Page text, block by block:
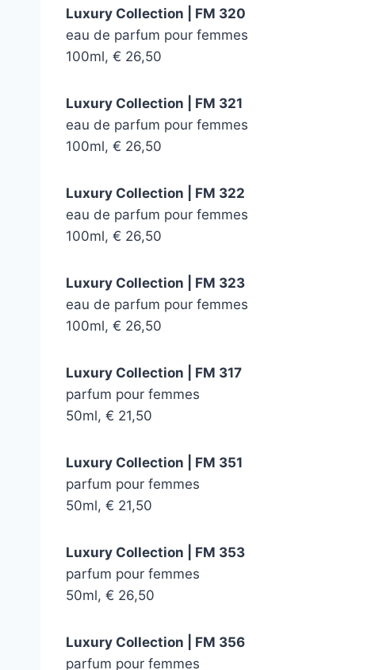
Luxury Collection | FM 320
eau de parfum pour femmes
100ml, € 26,50
Luxury Collection | FM 321
eau de parfum pour femmes
100ml, € 26,50
Luxury Collection | FM 322
eau de parfum pour femmes
100ml, € 26,50
Luxury Collection | FM 323
eau de parfum pour femmes
100ml, € 26,50
Luxury Collection | FM 317
parfum pour femmes
50ml, € 21,50
Luxury Collection | FM 351
parfum pour femmes
50ml, € 21,50
Luxury Collection | FM 353
parfum pour femmes
50ml, € 26,50
Luxury Collection | FM 356
parfum pour femmes